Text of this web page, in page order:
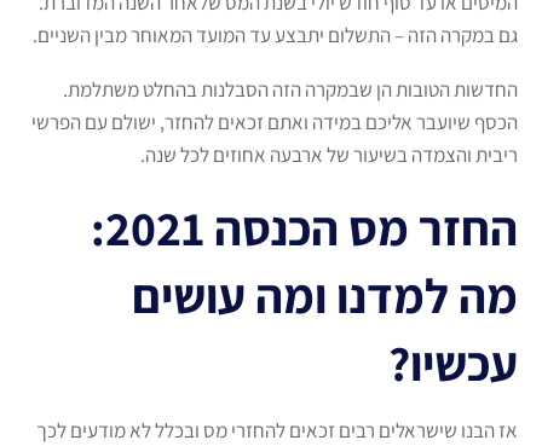
גם במקרה הזה – התשלום יתבצע עד המועד המאוחר מבין השניים.
החדשות הטובות הן שבמקרה הזה הסבלנות בהחלט משתלמת.
הכסף שיועבר אליכם במידה ואתם זכאים להחזר, ישולם עם הפרשי
ריבית והצמדה בשיעור של ארבעה אחוזים לכל שנה.
החזר מס הכנסה 2021:
מה למדנו ומה עושים
עכשיו?
אז הבנו שישראלים רבים זכאים להחזרי מס ובכלל לא מודעים לכך